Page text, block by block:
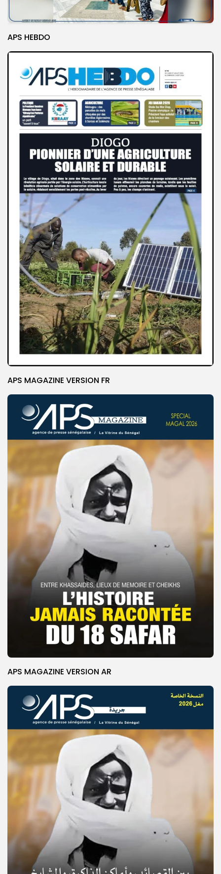
© Copyright 2025, APS
APS HEBDO
APS MAGAZINE VERSION FR
APS MAGAZINE VERSION AR